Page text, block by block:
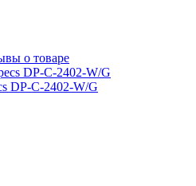
о товаре
DP-C-2402-W/G